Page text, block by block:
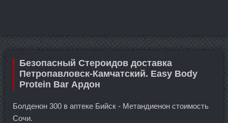
Безопасный Стероидов доставка
Петропавловск-Камчатский. Easy Body
Protein Bar Ардон
Болденон 300 в аптеке Бийск - Метандиенон стоимость
Сочи.